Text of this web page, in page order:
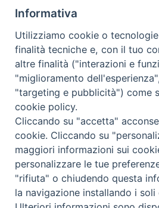
Copyright ©
Informativa
Utilizziamo cookie o
finalità tecniche e, con il tuo
altre finalità ("interazioni e
"miglioramento
"targeting e pubblicità") come
cookie policy.
Cliccando su "accetta"
cookie. Cliccando su
maggiori informazioni sui
personalizzare le tue
"rifiuta" o chiudendo questa
la navigazione installando i